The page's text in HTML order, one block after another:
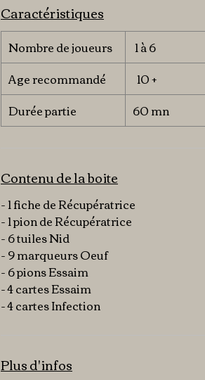
Caractéristiques
Nombre de joueurs
1 à 6
Age recommandé
10 +
Durée partie
60 mn
Contenu de la boite
- 1 fiche de Récupératrice
- 1 pion de Récupératrice
- 6 tuiles Nid
- 9 marqueurs Oeuf
- 6 pions Essaim
- 4 cartes Essaim
- 4 cartes Infection
Plus d'infos